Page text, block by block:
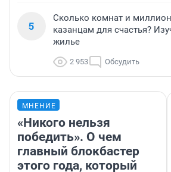
5
Сколько комнат и
казанцам для счастья?
жилье
2 953 Обсудить
МНЕНИЕ
«Никого нельзя
победить». О чем
главный блокбастер
этого года, который